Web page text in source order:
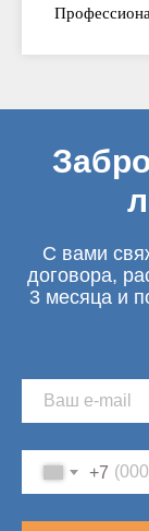
С вами
договора,
3 месяца и
+7